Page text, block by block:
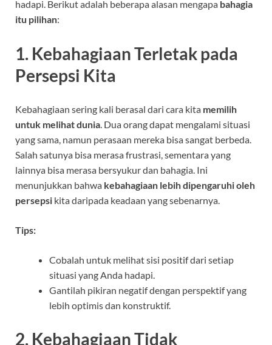
hadapi. Berikut adalah beberapa alasan mengapa bahagia
itu pilihan:
1. Kebahagiaan Terletak pada
Persepsi Kita
Kebahagiaan sering kali berasal dari cara kita memilih
untuk melihat dunia . Dua orang dapat mengalami situasi
yang sama, namun perasaan mereka bisa sangat berbeda.
Salah satunya bisa merasa frustrasi, sementara yang
lainnya bisa merasa bersyukur dan bahagia. Ini
menunjukkan bahwa kebahagiaan lebih dipengaruhi oleh
persepsi kita daripada keadaan yang sebenarnya.
Tips:
Cobalah untuk melihat sisi positif dari setiap
situasi yang Anda hadapi.
Gantilah pikiran negatif dengan perspektif yang
lebih optimis dan konstruktif.
2. Kebahagiaan Tidak